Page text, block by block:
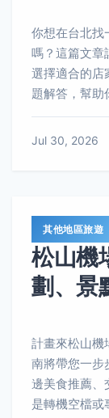
你想在台北找
嗎？這篇文章
選擇適合的店
題解答，幫助
Jul 30, 2026
其他地區旅遊
松山機
劃、景
計畫來松山機
南將帶您一步
邊美食推薦、
是轉機空檔或